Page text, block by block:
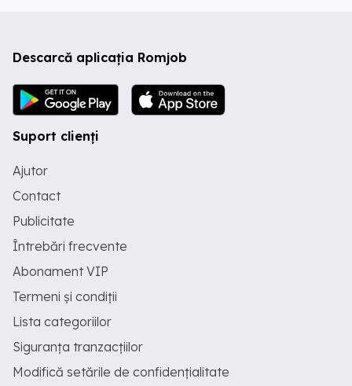
Descarcă aplicația Romjob
Suport clienți
Ajutor
Contact
Publicitate
Întrebări frecvente
Abonament VIP
Termeni și condiții
Lista categoriilor
Siguranța tranzacțiilor
Modifică setările de confidențialitate